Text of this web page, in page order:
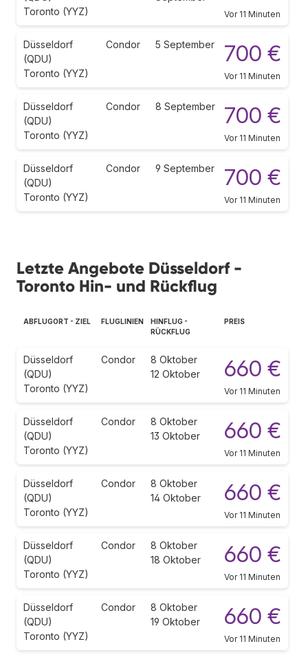
Toronto (YYZ)
Vor 11 Minuten
Düsseldorf
(QDU)
Toronto (YYZ)
Condor 5 September 700 €
Vor 11 Minuten
Düsseldorf
(QDU)
Toronto (YYZ)
Condor 8 September 700 €
Vor 11 Minuten
Düsseldorf
(QDU)
Toronto (YYZ)
Condor 9 September 700 €
Vor 11 Minuten
Letzte Angebote Düsseldorf -
Toronto Hin- und Rückflug
ABFLUGORT - ZIEL FLUGLINIEN
HINFLUG -
RÜCKFLUG
PREIS
Düsseldorf
(QDU)
Toronto (YYZ)
Condor
8 Oktober
12 Oktober
660 €
Vor 11 Minuten
Düsseldorf
(QDU)
Toronto (YYZ)
Condor
8 Oktober
13 Oktober
660 €
Vor 11 Minuten
Düsseldorf
(QDU)
Toronto (YYZ)
Condor
8 Oktober
14 Oktober
660 €
Vor 11 Minuten
Düsseldorf
(QDU)
Toronto (YYZ)
Condor
8 Oktober
18 Oktober
660 €
Vor 11 Minuten
Düsseldorf
(QDU)
Toronto (YYZ)
Condor
8 Oktober
19 Oktober
660 €
Vor 11 Minuten